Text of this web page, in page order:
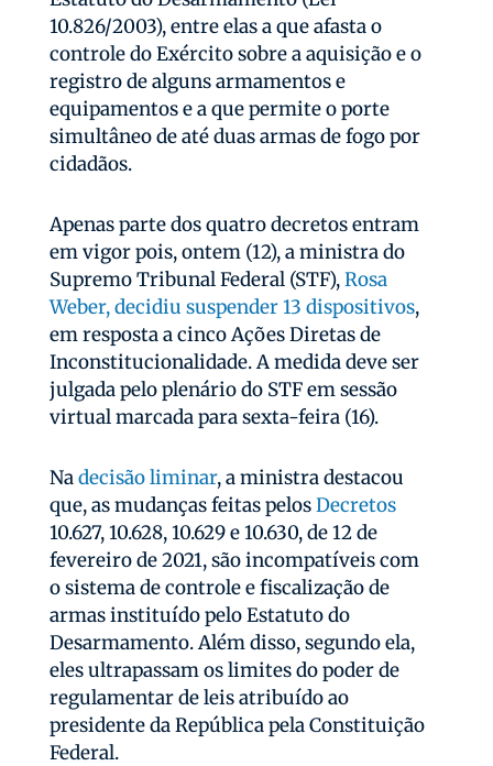
10.826/2003), entre elas a que afasta o
controle do Exército sobre a aquisição e o
registro de alguns armamentos e
equipamentos e a que permite o porte
simultâneo de até duas armas de fogo por
cidadãos.
Apenas parte dos quatro decretos entram
em vigor pois, ontem (12), a ministra do
Supremo Tribunal Federal (STF),Rosa
Weber, decidiu suspender 13 dispositivos,
em resposta a cinco Ações Diretas de
Inconstitucionalidade. A medida deve ser
julgada pelo plenário do STF em sessão
virtual marcada para sexta-feira (16).
Nadecisão liminar, a ministra destacou
que, as mudanças feitas pelosDecretos
10.627, 10.628, 10.629 e 10.630, de 12 de
fevereiro de 2021, são incompatíveis com
o sistema de controle e fiscalização de
armas instituído pelo Estatuto do
Desarmamento. Além disso, segundo ela,
eles ultrapassam os limites do poder de
regulamentar de leis atribuído ao
presidente da República pela Constituição
Federal.